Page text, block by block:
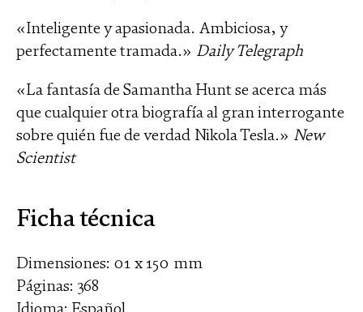
«Inteligente y apasionada. Ambiciosa, y
perfectamente tramada.» Daily Telegraph
«La fantasía de Samantha Hunt se acerca más
que cualquier otra biografía al gran interrogante
sobre quién fue de verdad Nikola Tesla.» New
Scientist
Ficha técnica
Dimensiones: 01 x 150 mm
Páginas: 368